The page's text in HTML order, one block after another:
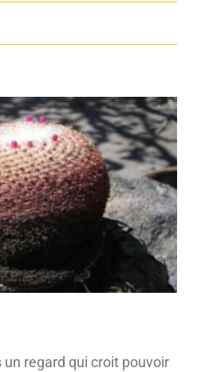
regard qui croit pouvoir